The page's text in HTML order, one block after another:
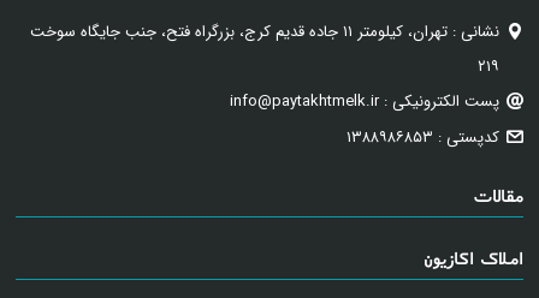
نشانی : تهران، کیلومتر ۱۱ جاده قدیم کرج، بزرگراه فتح، جنب جایگاه سوخت
۲۱۹
پست الکترونیکی : info@paytakhtmelk.ir
کدپستی : ۱۳۸۸۹۸۶۸۵۳
مقالات
املاک اکازیون